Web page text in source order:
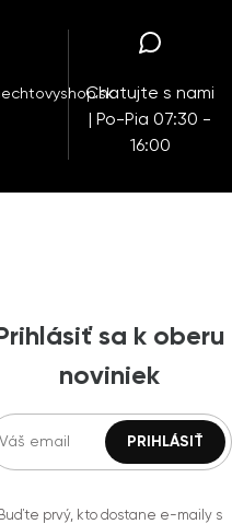
Chatujte s nami
| Po-Pia 07:30 -
16:00
Prihlásiť sa k oberu
noviniek
Buďte prvý, kto dostane e-maily s